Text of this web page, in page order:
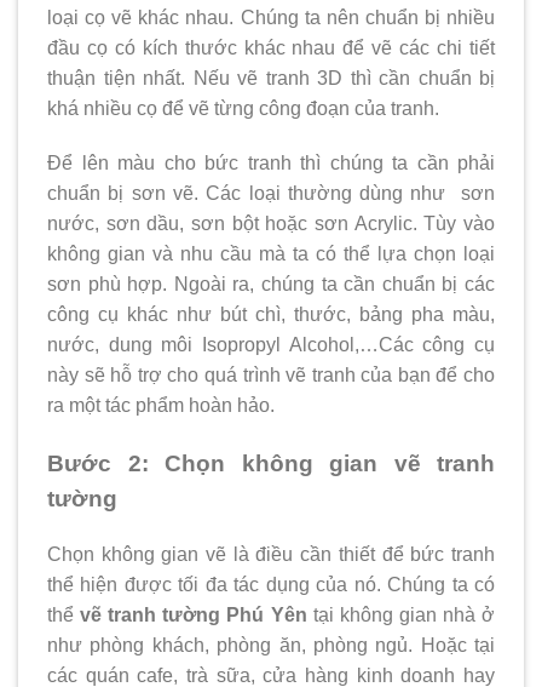
loại cọ vẽ khác nhau. Chúng ta nên chuẩn bị nhiều
đầu cọ có kích thước khác nhau để vẽ các chi tiết
thuận tiện nhất. Nếu vẽ tranh 3D thì cần chuẩn bị
khá nhiều cọ để vẽ từng công đoạn của tranh.
Để lên màu cho bức tranh thì chúng ta cần phải
chuẩn bị sơn vẽ. Các loại thường dùng như sơn
nước, sơn dầu, sơn bột hoặc sơn Acrylic. Tùy vào
không gian và nhu cầu mà ta có thể lựa chọn loại
sơn phù hợp. Ngoài ra, chúng ta cần chuẩn bị các
công cụ khác như bút chì, thước, bảng pha màu,
nước, dung môi Isopropyl Alcohol,…Các công cụ
này sẽ hỗ trợ cho quá trình vẽ tranh của bạn để cho
ra một tác phẩm hoàn hảo.
Bước 2: Chọn không gian vẽ tranh
tường
Chọn không gian vẽ là điều cần thiết để bức tranh
thể hiện được tối đa tác dụng của nó. Chúng ta có
thểvẽ tranh tường Phú Yên tại không gian nhà ở
như phòng khách, phòng ăn, phòng ngủ. Hoặc tại
các quán cafe, trà sữa, cửa hàng kinh doanh hay